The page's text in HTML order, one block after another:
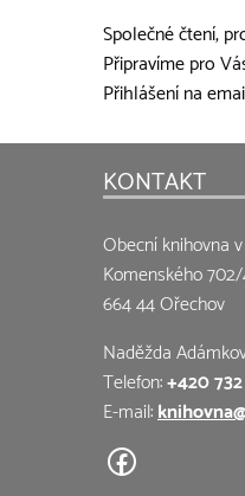
Společné čtení,
Připravíme pro
Přihlášení na
KONTAKT
Obecní knihovna
Komenského
664 44 Ořechov
Naděžda
Telefon:+420
E-mail: